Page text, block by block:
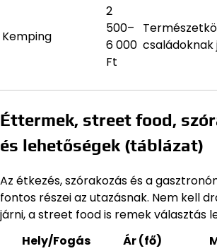
Kemping
2
500–
6 000
Ft
családoknak
Éttermek, street food,
és lehetőségek (táblázat)
Az étkezés, szórakozás és a
fontos részei az utazásnak. Nem kell
járni, a street food is remek választás
Hely/Fogás
Ár (fő)